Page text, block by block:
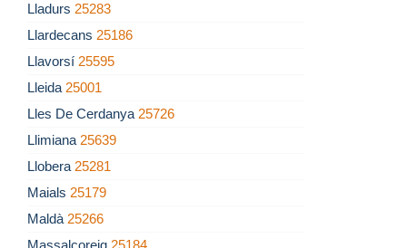
Lladurs 25283
Llardecans 25186
Llavorsí 25595
Lleida 25001
Lles De Cerdanya 25726
Llimiana 25639
Llobera 25281
Maials 25179
Maldà 25266